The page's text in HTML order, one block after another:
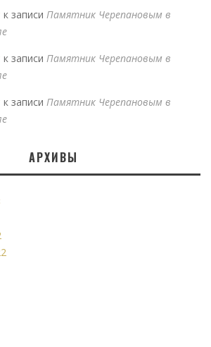
к записи Памятник Черепановым в
к записи Памятник Черепановым в
к записи Памятник Черепановым в
АРХИВЫ